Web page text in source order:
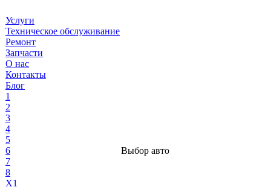
Услуги
Техническое обслуживание
Ремонт
Запчасти
О нас
Контакты
Блог
1
2
3
4
5
6
7
8
X1
Выбор авто